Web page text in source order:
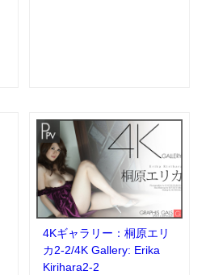
4Kギャラリー：桐原エリ
カ2-2/4K Gallery: Erika
Kirihara2-2